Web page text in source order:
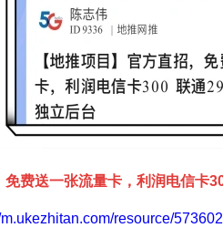
免费送一张流量卡，利润电信卡
m.ukezhitan.com/resource/